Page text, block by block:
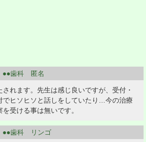
●●歯科 匿名
れます。先生は感じ良いですが、受付・
ヒソヒソと話しをしていたり…今の治療
受ける事は無いです。
●●歯科 リンゴ